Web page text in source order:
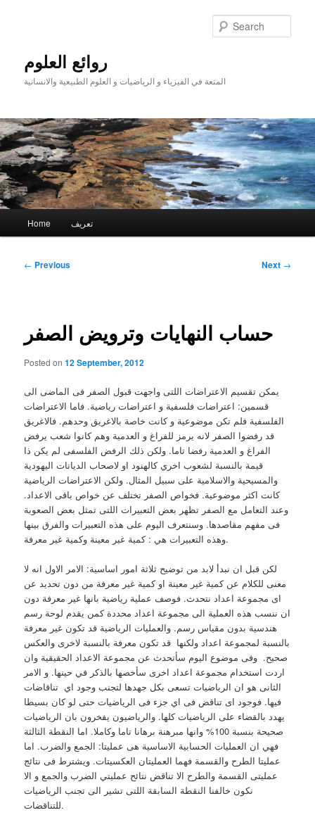
روائع العلوم
المتعة في الفيزياء و الرياضيات و العلوم الطبيعية والانسانية
Home تعريف
Post
← Previous Next →
حساب النهايات وترويض الصفر
Posted on12 September, 2012
يمكن تقسيم الاعتراضات اللتى واجهت قبول الصفر فى الماضى الى
قسمين: اعتراضات فلسفية و اعتراضات رياضية. فاما الاعتراضات
الفلسفية فلم تكن موضوعية و كانت خاصة بالاغريق وحدهم. فالاغريق
قد رفضوا الصفر لانه يرمز للفراغ و العدمية وهم كانوا شعب يرفض
الفراغ و العدمية رفضا تاما. ولكن ذلك الرفض الفلسفى لم يكن ذا
قيمة بالنسبة لشعوب اخري كالهنود او لاصحاب الديانات اليهودية
والمسيحية والاسلامية على سبيل المثال. ولكن الاعتراضات الرياضية
كانت اكثر موضوعية. فخواص الصفر تختلف عن خواص باقى الاعداد.
وعند التعامل مع الصفر تظهر بعض التعبيرات اللتى تمثل بعض الصعوبة
فى مفهم مقاصدها. وسنتعرف اليوم على هذه التعبيرات والفرق بينها
وهذه التعبيرات هي : كمية غير معينة وكمية غير معرفة.
لكن قبل ان نبدأ لابد من توضيح ثلاثة امور اساسية: الامر الاول انه لا
معنى للكلام عن كمية غير معينة او كمية غير معرفة من دون تحديد عن
اى مجموعة اعداد نتحدث. فوصف عملية رياضية بانها غير معرفة دون
ان ننسب هذه العملية الى مجموعة اعداد محددة كمن يقدم لوحة رسم
هندسية بدون مقياس رسم. والعمليات الرياضية قد تكون غير معرفة
بالنسبة لمجموعة اعداد ولكنها قد تكون معرفة بالنسبة لاخرى والعكس
صحيح. وفى موضوع اليوم سأتحدث عن مجموعة الاعداد الحقيقية وان
اردت استخدام مجموعة اعداد اخرى سأخصها بالذكر في حينها. و الامر
الثانى هو ان الرياضيات تسعى بكل جهدها لتجنب وجود اي تناقاضات
فيها. فوجود اى تناقض فى اي جزء فى الرياضيات حتى لو كان بسيطا
يهدد بالقضاء على الرياضيات كلها. والرياضيون يفخرون بان الرياضيات
صحيحة بنسبة 100% وانها مبرهنة برهانا تاما وكاملا. اما النقطة الثالثة
فهي ان العمليات الحسابية الاساسية هى عمليتا: الجمع والضرب. اما
عمليتا الطرح والقسمة فهما العمليتان العكسيتات. ويشترط فى نتائج
عمليتى القسمة والطرح الا تناقض نتائح عمليتي الضرب والجمع و الا
نكون خالفنا النقطة السابقة اللتى تشير الى تجنب الرياضيات
للتناقضات.